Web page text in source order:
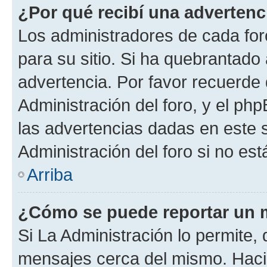
¿Por qué recibí una
Los administradores de cada
para su sitio. Si ha
advertencia. Por favor
Administración del foro, y el
las advertencias dadas en este
Administración del foro si no
Arriba
¿Cómo se puede reportar un
Si La Administración lo
mensajes cerca del mismo.